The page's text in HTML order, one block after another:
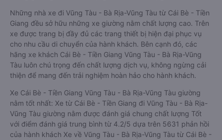
Những nhà xe đi Vũng Tàu - Bà Rịa-Vũng Tàu từ Cái Bè - Tiền
Giang đều sở hữu những xe giường nằm chất lượng cao. Trên
xe được trang bị đầy đủ các trang thiết bị hiện đại phục vụ
cho nhu cầu di chuyển của hành khách. Bên cạnh đó, các
hãng xe khách Cái Bè - Tiền Giang Vũng Tàu - Bà Rịa-Vũng
Tàu luôn chú trọng đến chất lượng dịch vụ, không ngừng cải
thiện để mang đến trải nghiệm hoàn hảo cho hành khách.
Xe Cái Bè - Tiền Giang Vũng Tàu - Bà Rịa-Vũng Tàu giường
nằm tốt nhất: Xe từ Cái Bè - Tiền Giang đi Vũng Tàu - Bà Rịa-
Vũng Tàu giường nằm được đánh giá chung chất lượng Tốt
với điểm đánh giá trung bình từ 4.2/5 dựa trên 5631 phản hồi
của hành khách Xe về Vũng Tàu - Bà Rịa-Vũng Tàu từ Cái Bè -